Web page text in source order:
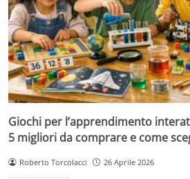
Giochi per l’apprendimento
5 migliori da comprare e come
Roberto Torcolacci 26 Aprile 2026